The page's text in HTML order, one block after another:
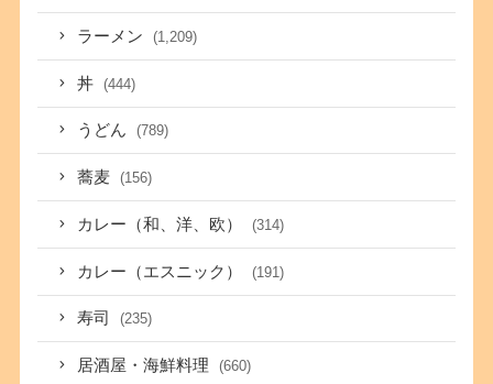
ラーメン (1,209)
丼 (444)
うどん (789)
蕎麦 (156)
カレー（和、洋、欧） (314)
カレー（エスニック） (191)
寿司 (235)
居酒屋・海鮮料理 (660)